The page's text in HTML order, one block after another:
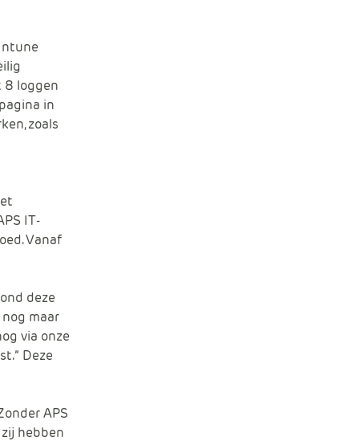
8 loggen
in
zoals
IT-
Vanaf
deze
maar
via onze
Deze
APS
hebben